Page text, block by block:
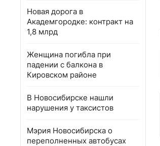
Новая дорога в
Академгородке: контракт на
1,8 млрд
Женщина погибла при
падении с балкона в
Кировском районе
В Новосибирске нашли
нарушения у таксистов
Мэрия Новосибирска о
переполненных автобусах